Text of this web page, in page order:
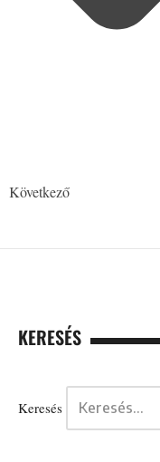
Következő
KERESÉS
Keresés